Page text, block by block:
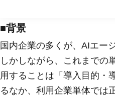
■背景
国内企業の多くが、AIエー
しかしながら、これまでの
用することは「導入目的・
るなか、利用企業単体では